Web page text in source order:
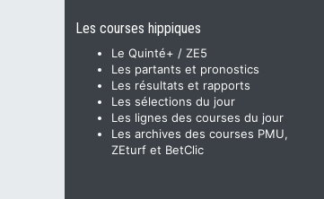
Les courses hippiques
Le Quinté+ / ZE5
Les partants et pronostics
Les résultats et rapports
Les sélections du jour
Les lignes des courses du jour
Les archives des courses PMU,
ZEturf et BetClic